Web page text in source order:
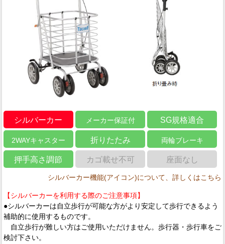
シルバーカー メーカー保証付 SG規格適合
2WAYキャスター 折りたたみ 両輪ブレーキ
押手高さ調節 カゴ載せ不可 座面なし
シルバーカー機能(アイコン)について、詳しくはこちら
【シルバーカーを利用する際のご注意事項】
●シルバーカーは自立歩行が可能な方がより安定して歩行できるよう
補助的に使用するものです。
自立歩行が難しい方はご使用いただけません。歩行器・歩行車をご
検討下さい。